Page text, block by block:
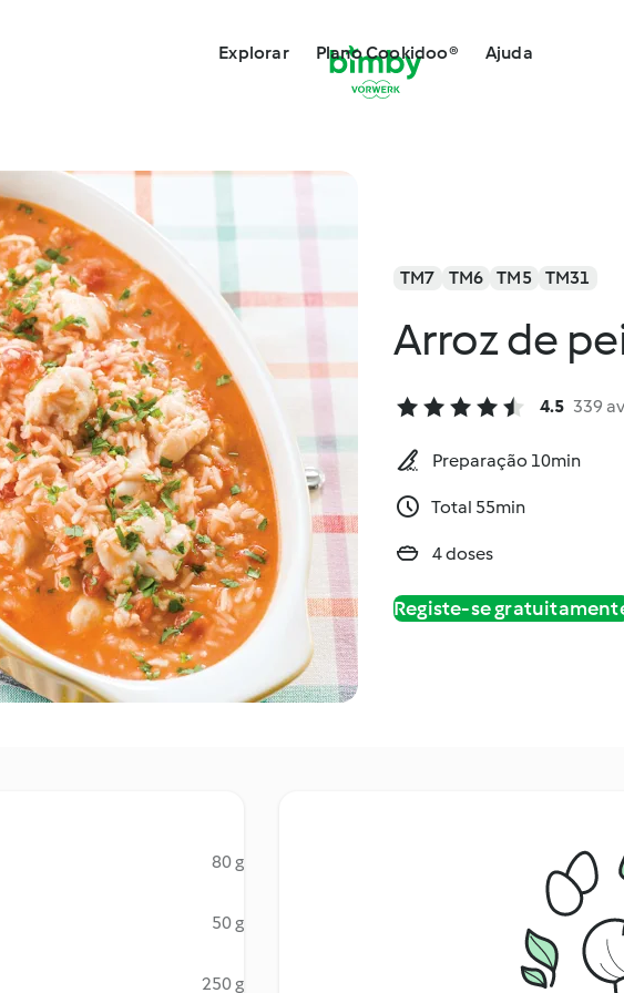
Explorar Plano Cookidoo® Ajuda
TM7 TM6 TM5 TM31
Arroz de
4.5 339
Preparação 10min
Total 55min
4 doses
Registe-se
80 g
50 g
250 g